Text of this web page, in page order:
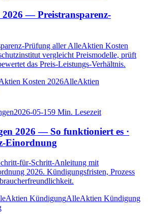
— Preistransparenz-
Prüfung aller AlleAktien Kosten
vergleicht Preismodelle, prüft
das Preis-Leistungs-Verhältnis.
Kosten 2026AlleAktien
2026-05-159 Min. Lesezeit
2026 — So funktioniert es ·
Einordnung
für-Schritt-Anleitung mit
2026. Kündigungsfristen, Prozess
KündigungAlleAktien Kündigung